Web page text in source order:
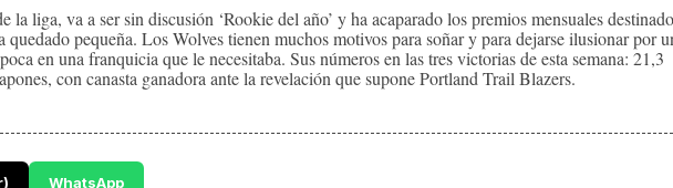
la liga, va a ser sin discusión ‘Rookie del año’ y ha acaparado los premios mensuales
quedado pequeña. Los Wolves tienen muchos motivos para soñar y para dejarse ilusionar por
en una franquicia que le necesitaba. Sus números en las tres victorias de esta semana: 21,3
con canasta ganadora ante la revelación que supone Portland Trail Blazers.
WhatsApp